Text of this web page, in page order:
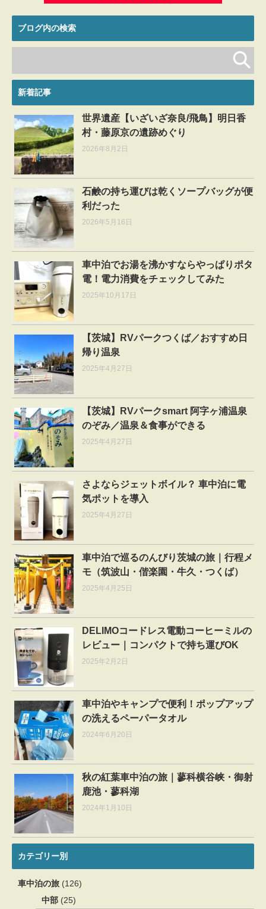
ブログ内の検索
新着記事
世界遺産【いざいざ奈良/飛鳥】明日香
村・藤原京の遺跡めぐり
2026年8月2日
石鹸の持ち運びは乾くソープバッグが便
利だった
2026年5月16日
車中泊でお湯を沸かすならやっぱりポタ
電！電力消費をチェックしてみた
2025年10月17日
【茨城】RVパークつくば／おすすめ日
帰り温泉
2025年4月27日
【茨城】RVパークsmart 阿字ヶ浦温泉
のぞみ／温泉＆食事ができる
2025年4月27日
さよならジェットボイル？ 車中泊に電
気ポットを導入
2025年4月27日
車中泊で巡るのんびり茨城の旅｜行程メ
モ（筑波山・偕楽園・牛久・つくば）
2025年4月25日
DELIMOコードレス電動コーヒーミルの
レビュー｜コンパクトで持ち運びOK
2025年2月2日
車中泊やキャンプで便利！ポップアップ
の洗えるペーパータオル
2024年6月20日
秋の紅葉車中泊の旅｜蓼科横谷峡・御射
鹿池・蓼科湖
2024年1月10日
カテゴリー別
車中泊の旅 (126)
中部 (25)